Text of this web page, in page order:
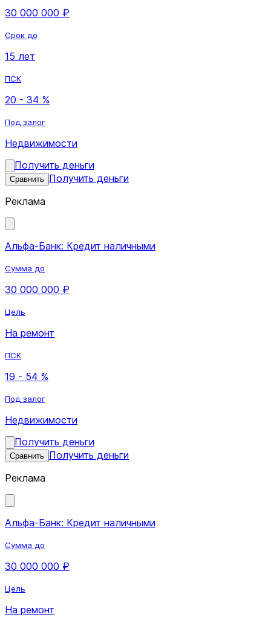
30 000 000 ₽
Срок до
15 лет
ПСК
20 - 34 %
Под залог
Недвижимости
Получить деньги
Сравнить Получить деньги
Реклама
Альфа-Банк: Кредит наличными
Сумма до
30 000 000 ₽
Цель
На ремонт
ПСК
19 - 54 %
Под залог
Недвижимости
Получить деньги
Сравнить Получить деньги
Реклама
Альфа-Банк: Кредит наличными
Сумма до
30 000 000 ₽
Цель
На ремонт